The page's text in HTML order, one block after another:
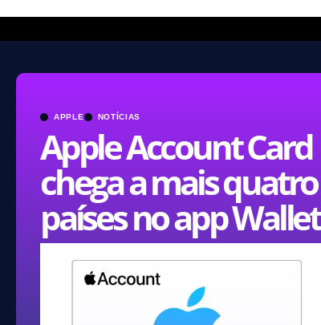
APPLE NOTÍCIAS
Apple Account Card
chega a mais quatro
países no app Wallet